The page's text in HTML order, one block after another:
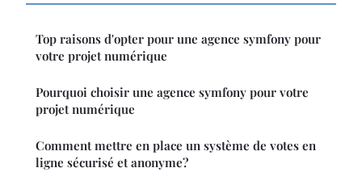
Top raisons d'opter pour une agence symfony pour
votre projet numérique
Pourquoi choisir une agence symfony pour votre
projet numérique
Comment mettre en place un système de votes en
ligne sécurisé et anonyme?